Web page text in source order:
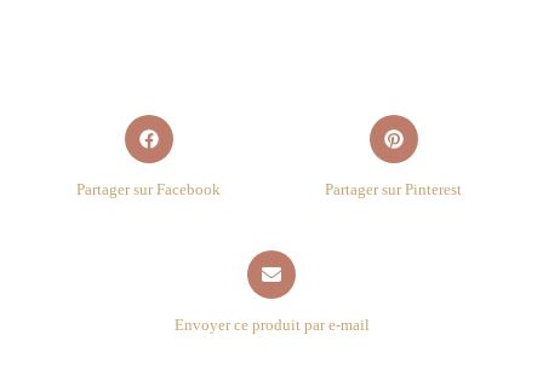
Partager sur Facebook Partager sur Pinterest
Envoyer ce produit par e-mail